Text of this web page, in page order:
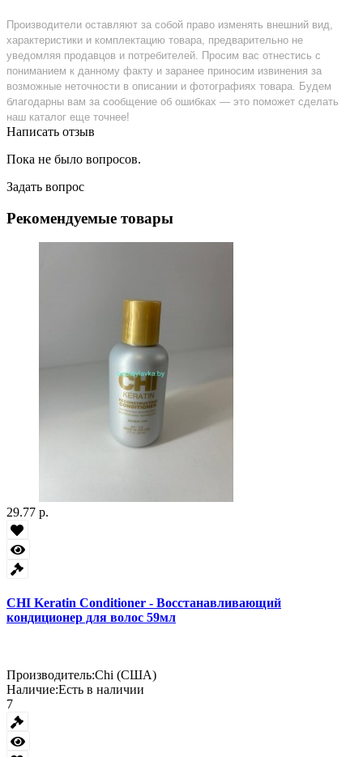
Производители оставляют за собой право изменять внешний вид,
характеристики и комплектацию товара, предварительно не
уведомляя продавцов и потребителей. Просим вас отнестись с
пониманием к данному факту и заранее приносим извинения за
возможные неточности в описании и фотографиях товара. Будем
благодарны вам за сообщение об ошибках — это поможет сделать
наш каталог еще точнее!
Написать отзыв
Пока не было вопросов.
Задать вопрос
Рекомендуемые товары
29.77 р.
CHI Keratin Conditioner - Восстанавливающий
кондиционер для волос 59мл
Производитель:Chi (США)
Наличие:Есть в наличии
7